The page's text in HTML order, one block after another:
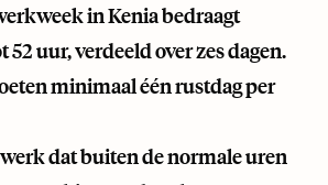
in Kenia bedraagt
52 uur, verdeeld over zes dagen.
minimaal één rustdag per
dat buiten de normale uren